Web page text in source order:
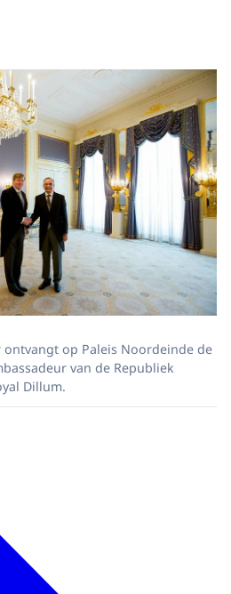
op Paleis Noordeinde de
van de Republiek
Dillum.